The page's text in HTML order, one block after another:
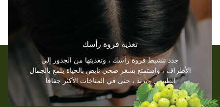
تغذية فروة رأسك
جدد تنشيط فروة رأسك ، وتغذيتها من الجذور إلى
الأطراف ، واستمتع بشعر صحي نابض بالحياة يلمع بالجمال
الطبيعي ويرتد ، حتى في المناخات الأكثر جفافا.